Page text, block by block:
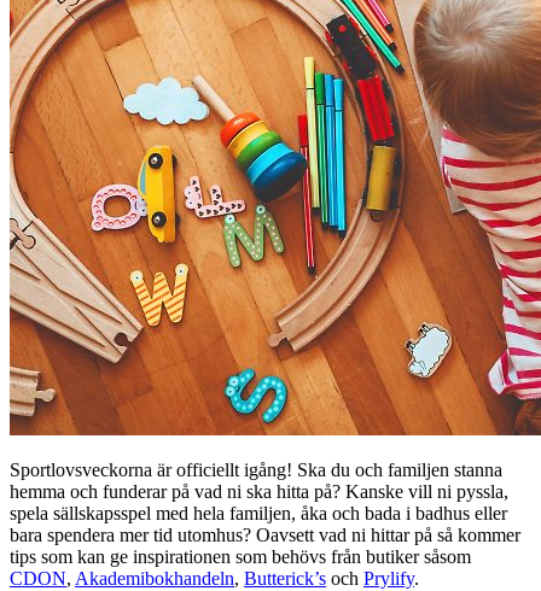
Sportlovsveckorna är officiellt igång! Ska du och familjen stanna
hemma och funderar på vad ni ska hitta på? Kanske vill ni pyssla,
spela sällskapsspel med hela familjen, åka och bada i badhus eller
bara spendera mer tid utomhus? Oavsett vad ni hittar på så kommer
tips som kan ge inspirationen som behövs från butiker såsom
CDON, Akademibokhandeln, Butterick’s och Prylify.